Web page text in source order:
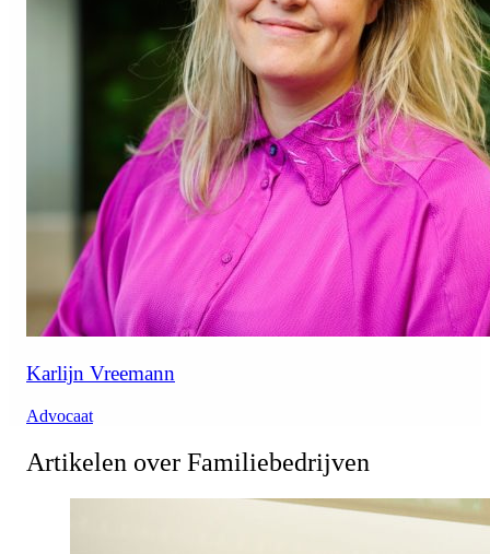
Karlijn Vreemann
Advocaat
Artikelen over Familiebedrijven